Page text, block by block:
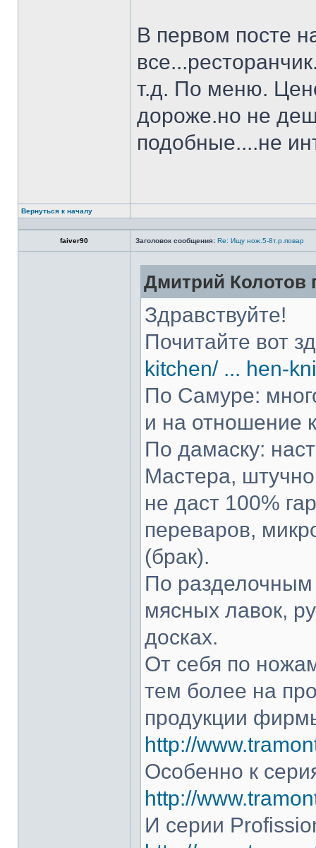
В первом посте
т.д. По меню.
дороже.но не
подобные....не
Вернуться к началу
faiver90 Заголовок сообщения: Re: Ищу нож.5-8т.р.повар
Дмитрий Колотов
Здравствуйте!
Почитайте вот
kitchen/ ... hen-
По Самуре:
и на отношение
По дамаску:
Мастера,
не даст 100%
переваров,
(брак).
По разделочным
мясных лавок,
досках.
От себя по
тем более на
продукции
http://
Особенно к
http://
И серии